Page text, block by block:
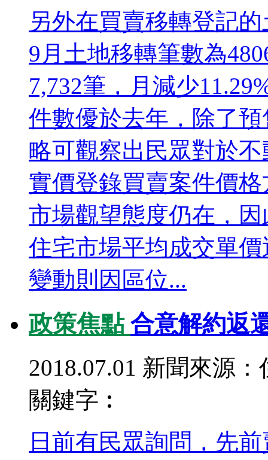
另外在買賣移轉登記
9月土地移轉筆數為
7,732筆，月減少
件數優於去年，除了
略可觀察出民眾對於
實價登錄買賣案件價
市場觀望態度仍在，
住宅市場平均成交單
變動則因區位...
政策焦點 合意解約返
2018.07.01 新聞來源：
關鍵字︰
日前有民眾詢問，先